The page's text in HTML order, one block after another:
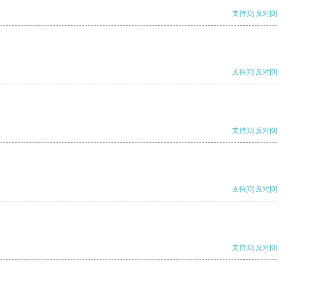
支持[0] 反对[0]
支持[0] 反对[0]
支持[0] 反对[0]
支持[0] 反对[0]
支持[0] 反对[0]